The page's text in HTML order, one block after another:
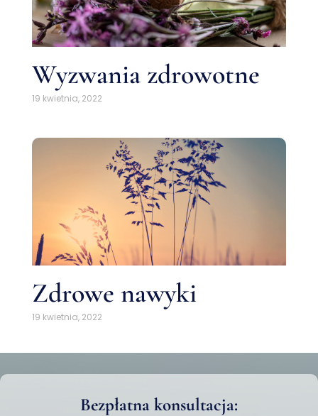
Wyzwania zdrowotne
19 kwietnia, 2022
Zdrowe nawyki
19 kwietnia, 2022
Bezpłatna konsultacja: